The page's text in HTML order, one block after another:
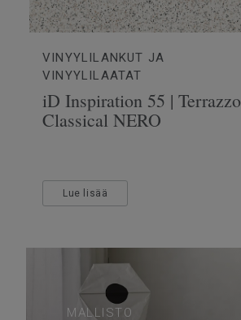
VINYYLILANKUT JA
VINYYLILAATAT
iD Inspiration 55 | Terrazzo
Classical NERO
Lue lisää
MALLISTO